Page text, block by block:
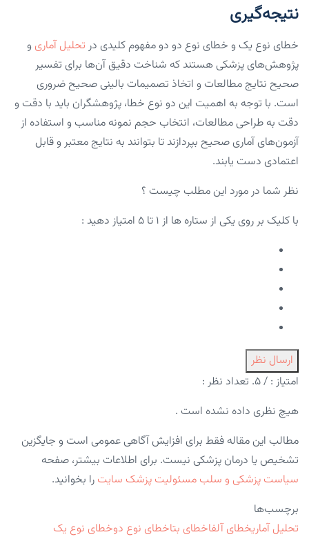
نتیجه‌گیری
خطای نوع یک و خطای نوع دو دو مفهوم کلیدی در تحلیل آماری و
پژوهش‌های پزشکی هستند که شناخت دقیق آن‌ها برای تفسیر
صحیح نتایج مطالعات و اتخاذ تصمیمات بالینی صحیح ضروری
است. با توجه به اهمیت این دو نوع خطا، پژوهشگران باید با دقت و
دقت به طراحی مطالعات، انتخاب حجم نمونه مناسب و استفاده از
آزمون‌های آماری صحیح بپردازند تا بتوانند به نتایج معتبر و قابل
اعتمادی دست یابند.
نظر شما در مورد این مطلب چیست ؟
با کلیک بر روی یکی از ستاره ها از ۱ تا ۵ امتیاز دهید :
ارسال نظر
امتیاز : / ۵. تعداد نظر :
هیچ نظری داده نشده است .
مطالب این مقاله فقط برای افزایش آگاهی عمومی است و جایگزین
تشخیص یا درمان پزشکی نیست. برای اطلاعات بیشتر، صفحه
سیاست پزشکی و سلب مسئولیت پزشک سایت را بخوانید.
برچسب‌ها
تحلیل آماریخطای آلفاخطای بتاخطای نوع دوخطای نوع یک